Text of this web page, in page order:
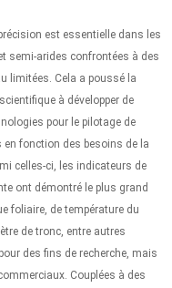
est essentielle dans les
semi-arides confrontées à des
limitées. Cela a poussé la
à développer de
pour le pilotage de
fonction des besoins de la
celles-ci, les indicateurs de
ont démontré le plus grand
foliaire, de température du
de tronc, entre autres
des fins de recherche, mais
Couplées à des